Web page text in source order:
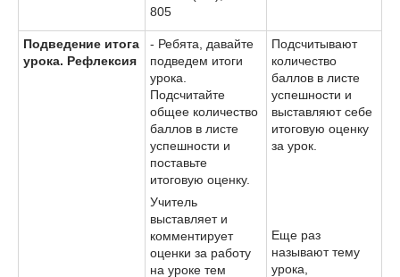
805
Подведение итога
урока. Рефлексия
- Ребята, давайте
подведем итоги
урока.
Подсчитайте
общее количество
баллов в листе
успешности и
поставьте
итоговую оценку.
Учитель
выставляет и
комментирует
оценки за работу
на уроке тем
Подсчитывают
количество
баллов в листе
успешности и
выставляют себе
итоговую оценку
за урок.
Еще раз
называют тему
урока,